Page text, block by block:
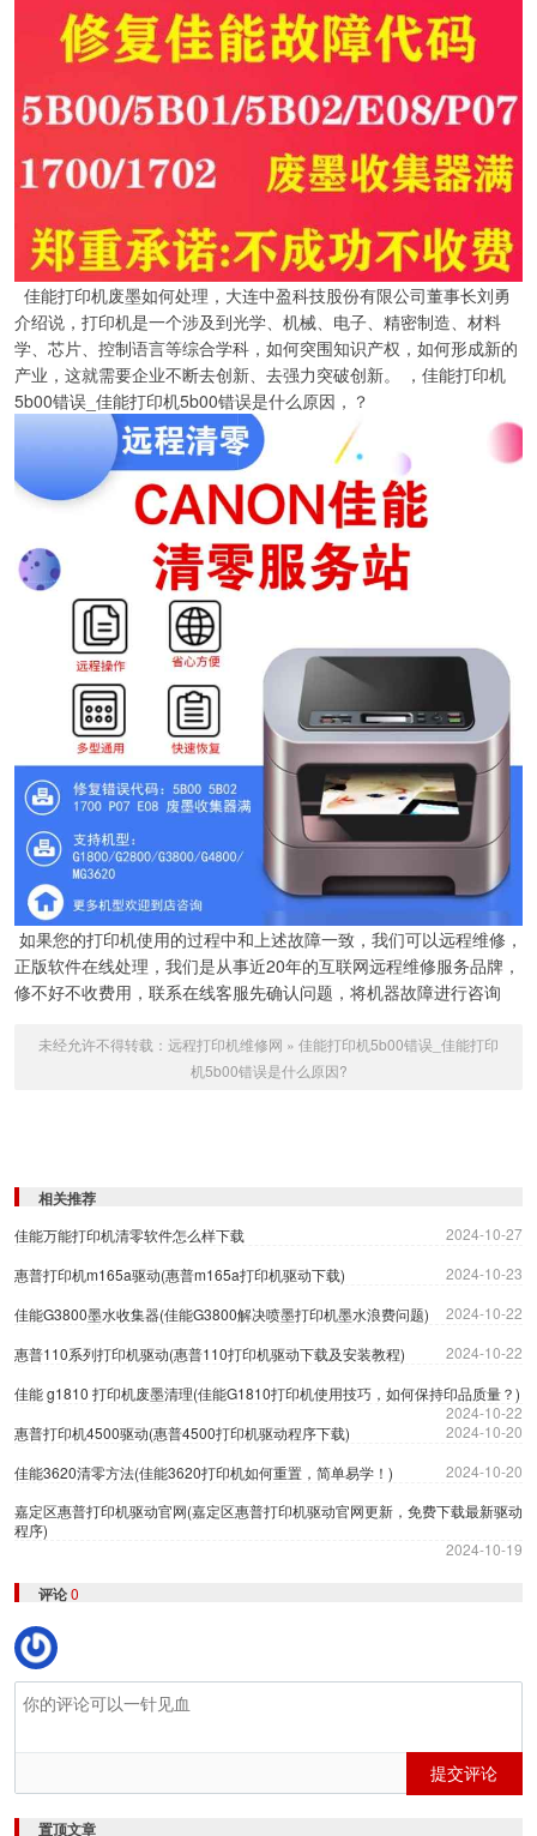
佳能打印机废墨如何处理，大连中盈科技股份有限公司董事长刘勇
介绍说，打印机是一个涉及到光学、机械、电子、精密制造、材料
学、芯片、控制语言等综合学科，如何突围知识产权，如何形成新的
产业，这就需要企业不断去创新、去强力突破创新。 ，佳能打印机
5b00错误_佳能打印机5b00错误是什么原因，？
如果您的打印机使用的过程中和上述故障一致，我们可以远程维修，
正版软件在线处理，我们是从事近20年的互联网远程维修服务品牌，
修不好不收费用，联系在线客服先确认问题，将机器故障进行咨询
未经允许不得转载： 远程打印机维修网 » 佳能打印机5b00错误_佳能打印
机5b00错误是什么原因?
相关推荐
佳能万能打印机清零软件怎么样下载
2024-10-27
惠普打印机m165a驱动(惠普m165a打印机驱动下载)
2024-10-23
佳能G3800墨水收集器(佳能G3800解决喷墨打印机墨水浪费问题)
2024-10-22
惠普110系列打印机驱动(惠普110打印机驱动下载及安装教程)
2024-10-22
佳能 g1810 打印机废墨清理(佳能G1810打印机使用技巧，如何保持印品质量？)
2024-10-22
惠普打印机4500驱动(惠普4500打印机驱动程序下载)
2024-10-20
佳能3620清零方法(佳能3620打印机如何重置，简单易学！)
2024-10-20
嘉定区惠普打印机驱动官网(嘉定区惠普打印机驱动官网更新，免费下载最新驱动
程序)
2024-10-19
评论0
提交评论
置顶文章